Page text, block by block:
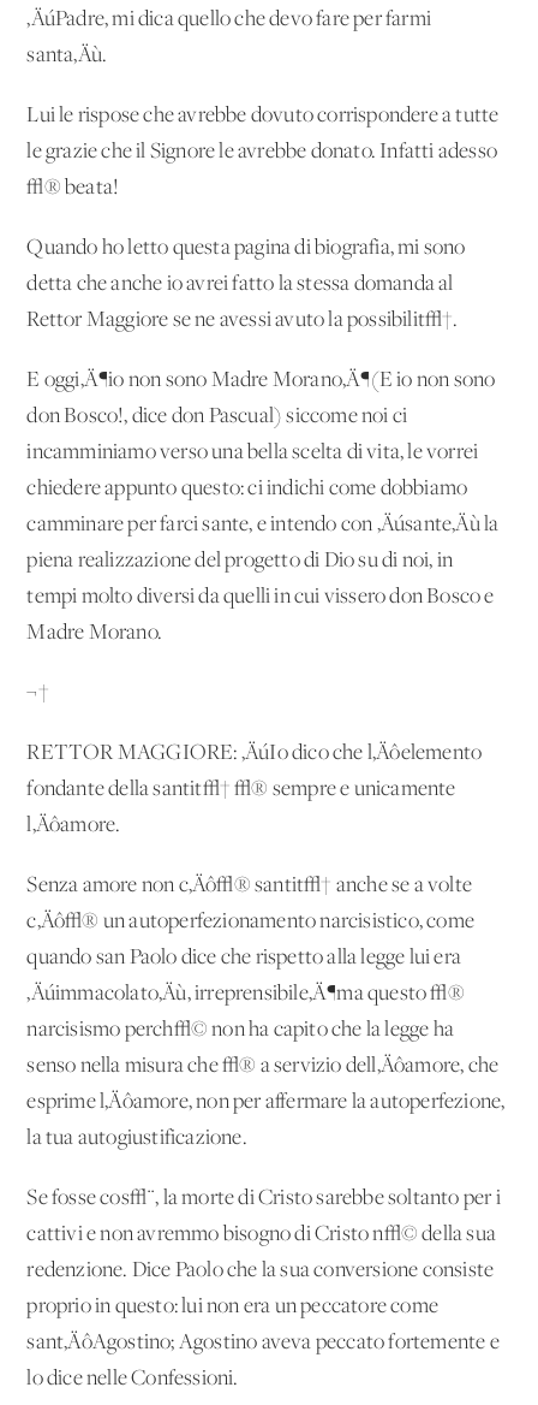
‚ÄúPadre, mi dica quello che devo fare per farmi
santa‚Äù.
Lui le rispose che avrebbe dovuto corrispondere a tutte
le grazie che il Signore le avrebbe donato. Infatti adesso
√® beata!
Quando ho letto questa pagina di biografia, mi sono
detta che anche io avrei fatto la stessa domanda al
Rettor Maggiore se ne avessi avuto la possibilit√†.
E oggi‚Ä¶io non sono Madre Morano‚Ä¶(E io non sono
don Bosco!, dice don Pascual) siccome noi ci
incamminiamo verso una bella scelta di vita, le vorrei
chiedere appunto questo: ci indichi come dobbiamo
camminare per farci sante, e intendo con ‚Äúsante‚Äù la
piena realizzazione del progetto di Dio su di noi, in
tempi molto diversi da quelli in cui vissero don Bosco e
Madre Morano.
¬†
RETTOR MAGGIORE: ‚ÄúIo dico che l‚Äôelemento
fondante della santit√† √® sempre e unicamente
l‚Äôamore.
Senza amore non c‚Äô√® santit√† anche se a volte
c‚Äô√® un autoperfezionamento narcisistico, come
quando san Paolo dice che rispetto alla legge lui era
‚Äúimmacolato‚Äù, irreprensibile‚Ä¶ma questo √®
narcisismo perch√© non ha capito che la legge ha
senso nella misura che √® a servizio dell‚Äôamore, che
esprime l‚Äôamore, non per affermare la autoperfezione,
la tua autogiustificazione.
Se fosse cos√¨, la morte di Cristo sarebbe soltanto per i
cattivi e non avremmo bisogno di Cristo n√© della sua
redenzione. Dice Paolo che la sua conversione consiste
proprio in questo: lui non era un peccatore come
sant‚ÄôAgostino; Agostino aveva peccato fortemente e
lo dice nelle Confessioni.